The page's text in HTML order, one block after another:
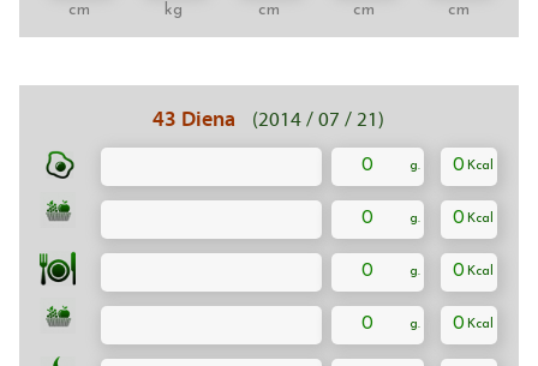
cm kg cm cm cm
43 Diena (2014 / 07 / 21)
0 0
0 0
0 0
0 0